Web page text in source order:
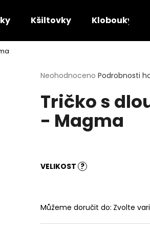
Kšiltovky Klobouky
Průměrné
produktu
z
Neohodnoceno Podrobnosti
Tričko s
- Magma
VELIKOST ?
Můžeme doručit do: Zvolte
najít?
HLEDAT
OF THE TRIČKO - ACID